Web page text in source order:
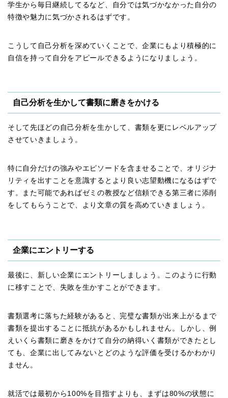
学生から毎日継続してるなど、自分では気づかなかった自分の
特徴や魅力に気づかされるはずです。
こうして自己分析を深めていくことで、企業にもより積極的に
自信を持って自分をアピールできるようになりましょう。
自己分析を生かして書類に磨きをかける
そして先ほどの自己分析を生かして、書類を更にレベルアップ
させていきましょう。
特に自分だけの強みやエピソードを含ませることで、オリジナ
リティを出すことを意識するとより良い志望動機になるはずで
す。また可能であればゼミの教授など信頼できる第三者に添削
をしてもらうことで、より文章の質を高めていきましょう。
企業にエントリーする
最後に、新しい企業にエントリーしましょう。このように行動
に移すことで、失敗を生かすことができます。
書類選考に落ちた経験があると、完璧な書類が出来上がるまで
書類を提出することに抵抗があるかもしれません。しかし、例
えいくら書類に磨きをかけて自分の納得いく書類ができたとし
ても、企業に出してみないとどのような評価を受けるかわかり
ません。
就活では最初から100%を目指すよりも、まずは80%の状態に